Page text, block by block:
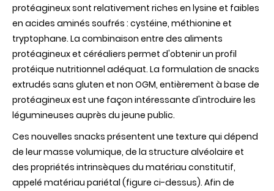
protéagineux sont relativement riches en lysine et faibles
en acides aminés soufrés : cystéine, méthionine et
tryptophane. La combinaison entre des aliments
protéagineux et céréaliers permet d'obtenir un profil
protéique nutritionnel adéquat. La formulation de snacks
extrudés sans gluten et non OGM, entièrement à base de
protéagineux est une façon intéressante d'introduire les
légumineuses auprès du jeune public.
Ces nouvelles snacks présentent une texture qui dépend
de leur masse volumique, de la structure alvéolaire et
des propriétés intrinsèques du matériau constitutif,
appelé matériau pariétal (figure ci-dessus). Afin de